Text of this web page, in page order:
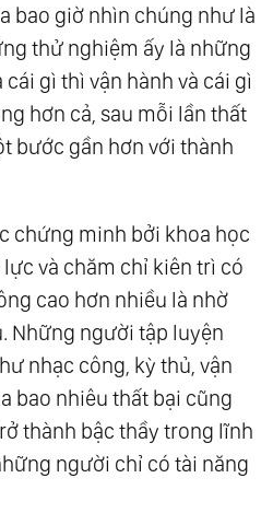
bao giờ nhìn chúng như là
thử nghiệm ấy là những
gì thì vận hành và cái gì
hơn cả, sau mỗi lần thất
bước gần hơn với thành
chứng minh bởi khoa học
và chăm chỉ kiên trì có
cao hơn nhiều là nhờ
Những người tập luyện
nhạc công, kỳ thủ, vận
bao nhiêu thất bại cũng
thành bậc thầy trong lĩnh
người chỉ có tài năng